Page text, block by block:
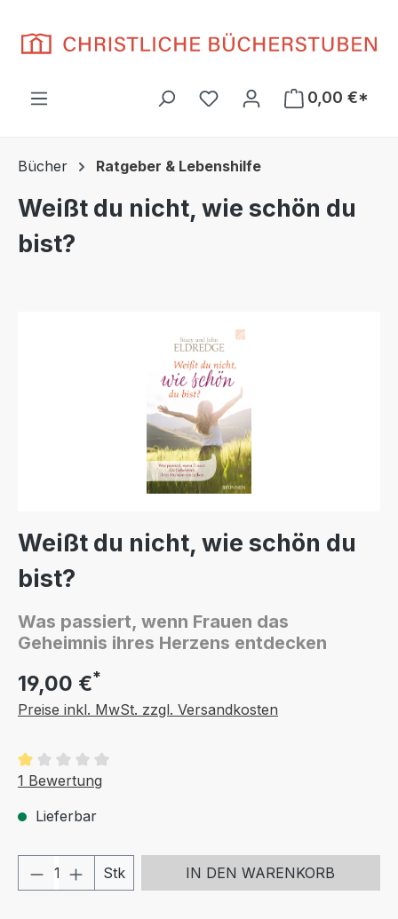
Du hast 0 Produkte auf
0,00 €*
Bücher Ratgeber & Lebenshilfe
Weißt du nicht, wie schön du
bist?
Weißt du nicht, wie schön du
bist?
Was passiert, wenn Frauen das
Geheimnis ihres Herzens entdecken
19,00 €*
Preise inkl. MwSt. zzgl. Versandkosten
Durchschnittliche Bewertung von 1 von 5 Sternen
1 Bewertung
Lieferbar
Produkt Anzahl: Gib den
Stk IN DEN WARENKORB